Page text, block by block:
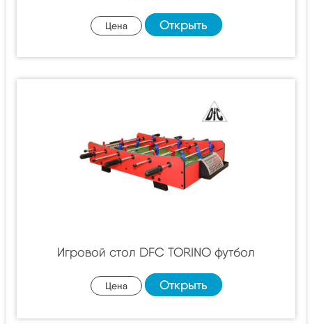
Цена Открыть
Игровой стол DFC TORINO футбол
Цена Открыть